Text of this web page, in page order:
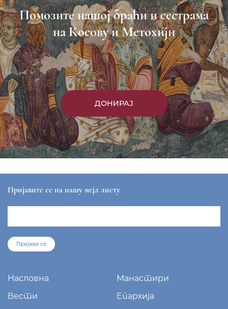
Помозите нашој браћи и сестрама
на Косову и Метохији
ДОНИРАЈ
Пријавите се на нашу мејл листу
Пријави се
Насловна
Манастири
Вести
Епархија